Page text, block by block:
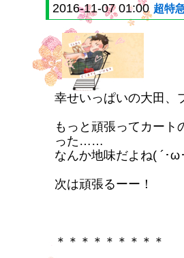
2016-11-07 01:00 超特
幸せいっぱいの大田、
もっと頑張ってカート
った……
なんか地味だよね( ´･ω
次は頑張るーー！
＊＊＊＊＊＊＊＊＊